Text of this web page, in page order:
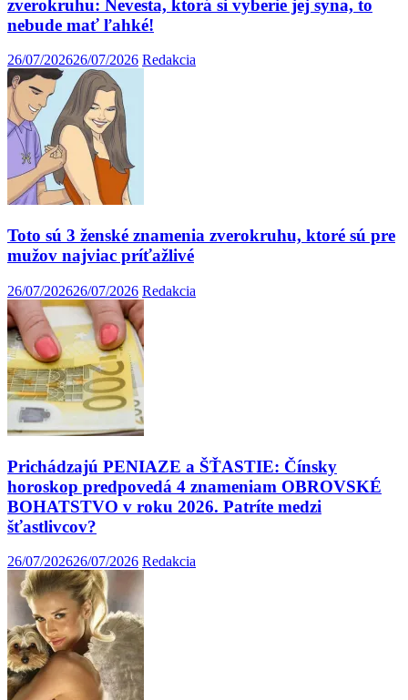
zverokruhu: Nevesta, ktorá si vyberie jej syna, to
nebude mať ľahké!
26/07/202626/07/2026 Redakcia
Toto sú 3 ženské znamenia zverokruhu, ktoré sú pre
mužov najviac príťažlivé
26/07/202626/07/2026 Redakcia
Prichádzajú PENIAZE a ŠŤASTIE: Čínsky
horoskop predpovedá 4 znameniam OBROVSKÉ
BOHATSTVO v roku 2026. Patríte medzi
šťastlivcov?
26/07/202626/07/2026 Redakcia